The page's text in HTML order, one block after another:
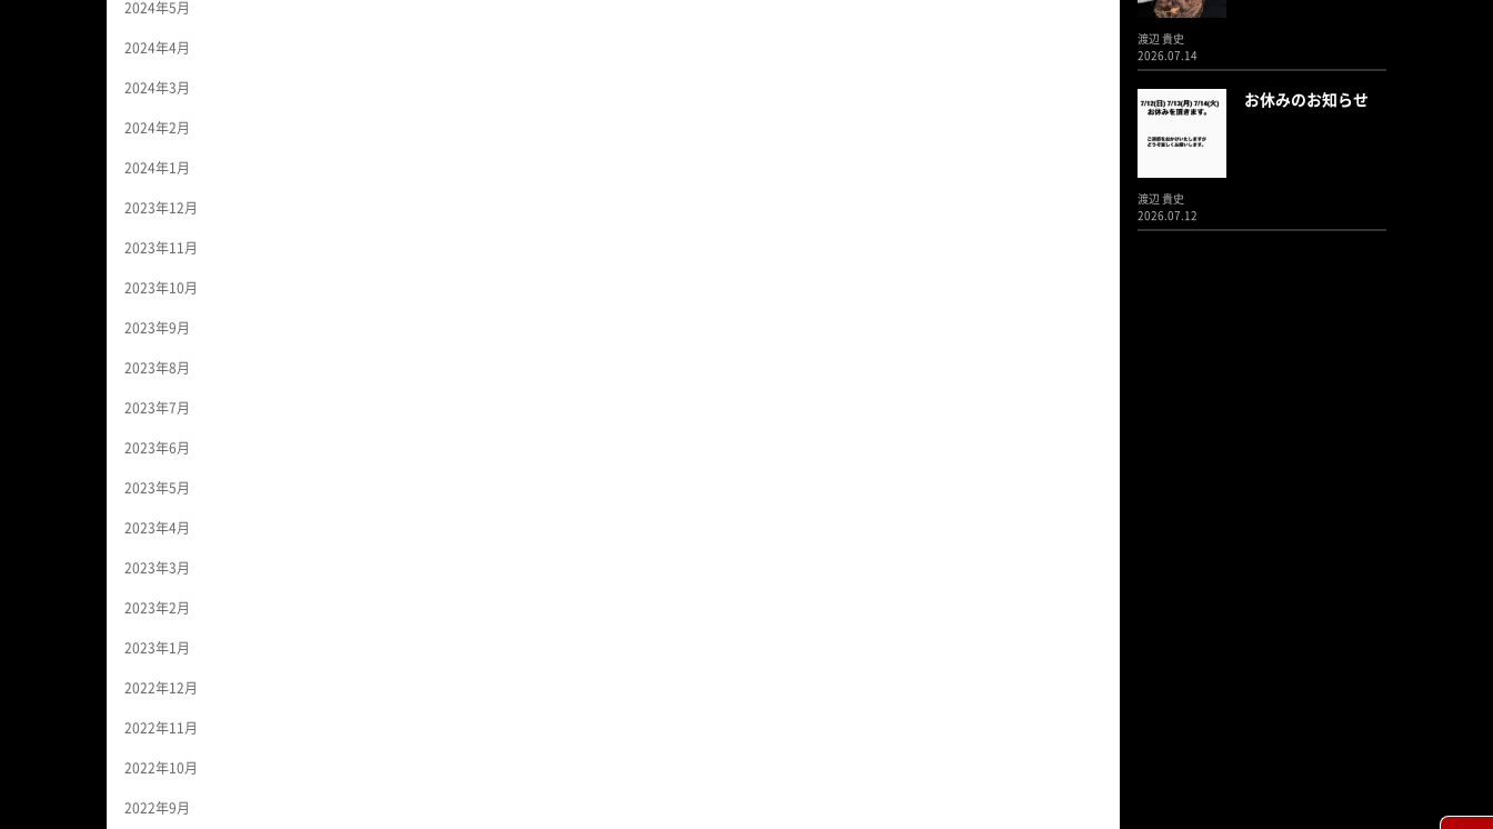
2024年5月
2024年4月
2024年3月
2024年2月
2024年1月
2023年12月
2023年11月
2023年10月
2023年9月
2023年8月
2023年7月
2023年6月
2023年5月
2023年4月
2023年3月
2023年2月
2023年1月
2022年12月
2022年11月
2022年10月
2022年9月
渡辺 貴史
2026.07.14
お休みのお知らせ
渡辺 貴史
2026.07.12